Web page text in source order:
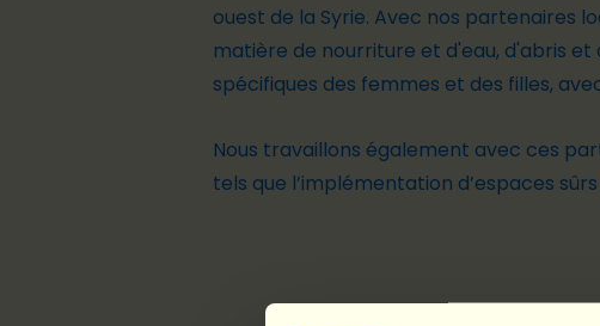
ouest de la Syrie. Avec nos partenaires
matière de nourriture et d'eau, d'abris
spécifiques des femmes et des filles,
Nous travaillons également avec ces
tels que l’implémentation d’espaces